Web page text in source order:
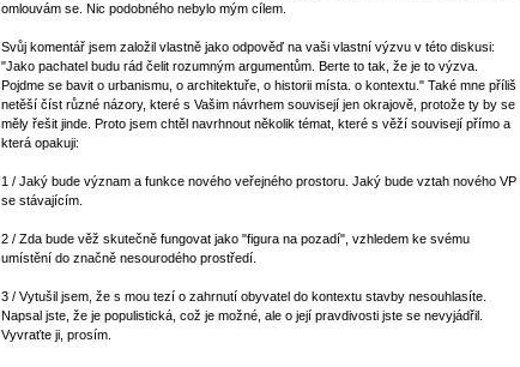
omlouvám se. Nic podobného nebylo mým cílem.
Svůj komentář jsem založil vlastně jako odpověď na vaši vlastní výzvu v této diskusi:
"Jako pachatel budu rád čelit rozumným argumentům. Berte to tak, že je to výzva.
Pojdme se bavit o urbanismu, o architektuře, o historii místa. o kontextu." Také mne příliš
netěší číst různé názory, které s Vašim návrhem souvisejí jen okrajově, protože ty by se
měly řešit jinde. Proto jsem chtěl navrhnout několik témat, které s věží souvisejí přímo a
která opakuji:
1 / Jaký bude význam a funkce nového veřejného prostoru. Jaký bude vztah nového VP
se stávajícím.
2 / Zda bude věž skutečně fungovat jako "figura na pozadí", vzhledem ke svému
umístění do značně nesourodého prostředí.
3 / Vytušil jsem, že s mou tezí o zahrnutí obyvatel do kontextu stavby nesouhlasíte.
Napsal jste, že je populistická, což je možné, ale o její pravdivosti jste se nevyjádřil.
Vyvraťte ji, prosím.